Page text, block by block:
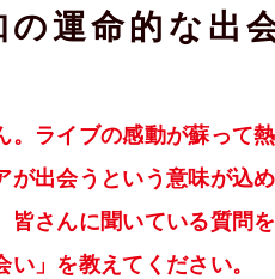
運命的な出
ライブの感動が蘇って
が出会うという意味が込
皆さんに聞いている質問
」を教えてください。